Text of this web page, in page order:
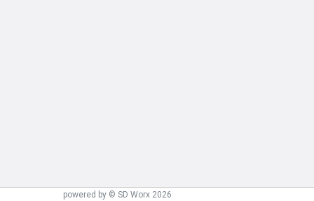
powered by © SD Worx 2026